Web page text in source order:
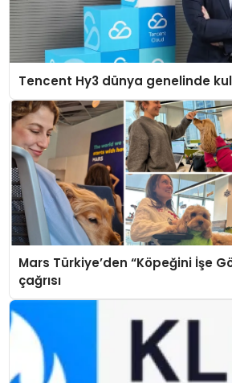
Tencent Hy3 dünya genelinde
Mars Türkiye’den “Köpeğini İşe
çağrısı